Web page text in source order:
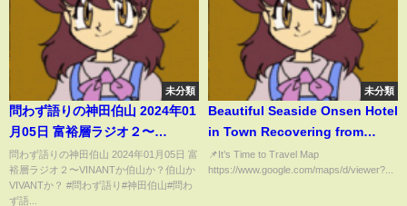
未分類
問わず語りの神田伯山 2024年01
月05日 富裕層ラジオ２〜
VINANTか伯山か？伯山か
VIVANTか？
問わず語りの神田伯山 2024年01月05日 富
裕層ラジオ２〜VINANTか伯山か？伯山か
VIVANTか？ #問わず語り#神田伯山#問わ
ず語...
未分類
Beautiful Seaside Onsen Hotel
in Town Recovering from
Tsunami Damage |
Minamisanriku Hotel Kanyo
📌It’s Time to Travel Map
https://www.google.com/maps/d/viewer?...